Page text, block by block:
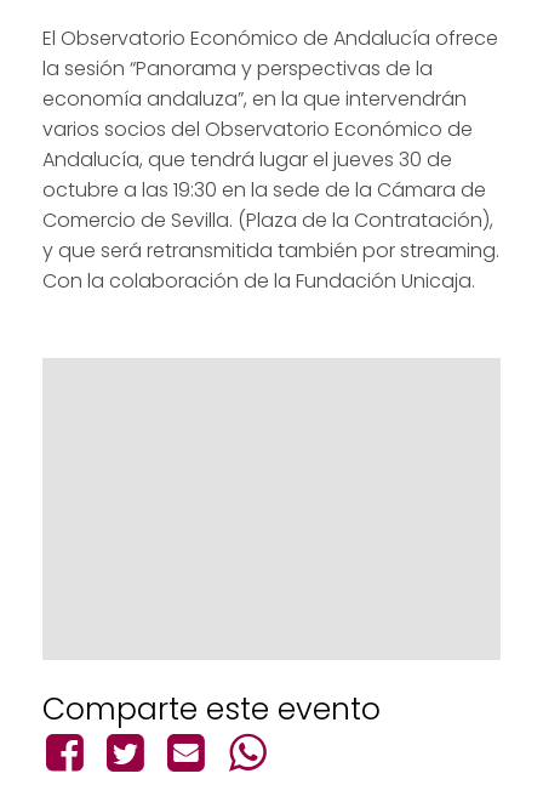
El Observatorio Económico de Andalucía ofrece
la sesión “Panorama y perspectivas de la
economía andaluza”, en la que intervendrán
varios socios del Observatorio Económico de
Andalucía, que tendrá lugar el jueves 30 de
octubre a las 19:30 en la sede de la Cámara de
Comercio de Sevilla. (Plaza de la Contratación),
y que será retransmitida también por streaming.
Con la colaboración de la Fundación Unicaja.
Comparte este evento